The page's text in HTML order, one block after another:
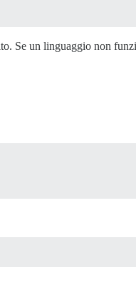
Se un linguaggio non